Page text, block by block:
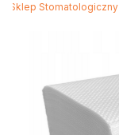
Sklep Stomatologiczny